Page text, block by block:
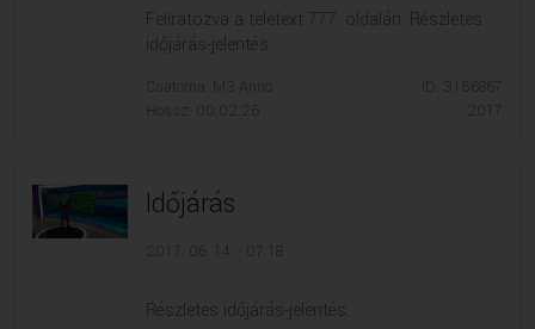
Feliratozva a teletext 777. oldalán. Részletes
időjárás-jelentés.
Csatorna: M3 Anno
Hossz: 00:02:26
ID: 3156867
2017
Időjárás
2017. 06. 14. - 07:18
Részletes időjárás-jelentés.